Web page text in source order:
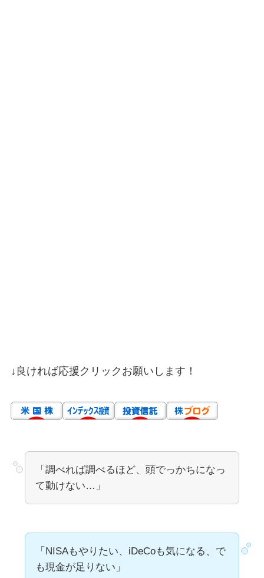
↓良ければ応援クリックお願いします！
「調べれば調べるほど、頭でっかちになっ
て動けない…」
「NISAもやりたい、iDeCoも気になる、で
も現金が足りない」